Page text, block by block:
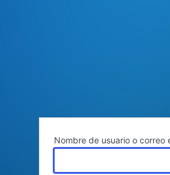
Nombre de usuario o correo